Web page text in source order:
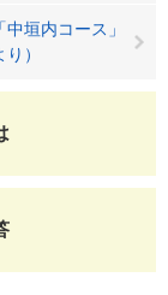
垣内コース」
）